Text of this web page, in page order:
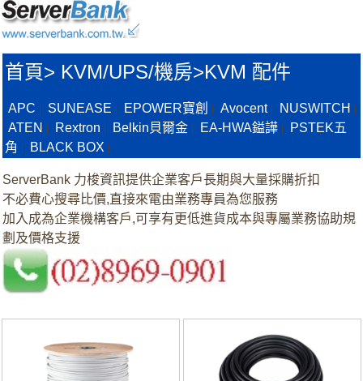
首頁> KVM/UPS/機房>KVM 配件
APC SUNEASE EPOWER寶創 Avocent| NUSWITCH
ATEN Rextron Belkin貝爾金 EA-HWA鎰譁
PSTEK五
角
BLACK BOX
ServerBank 力梭資訊提供企業客戶長期與大量採購折扣
不必費心搜尋比價,直接來電由業務專員為您服務
加入成為企業機構客戶,可享有更低進貨成本與專屬業務協助規
劃及價格支援